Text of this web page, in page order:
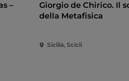
–
Giorgio de Chirico. Il
della Metafisica
Sicilia, Scicli